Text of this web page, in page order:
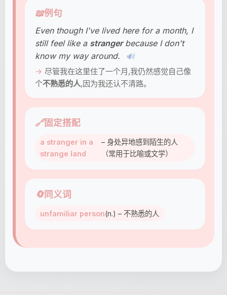
📖例句
Even though I've lived here for a month, I
still feel like a strangerbecause I don't
know my way around.
🔊
尽管我在这里住了一个月,我仍然感觉自己像
个不熟悉的人,因为我还认不清路。
🔗固定搭配
a stranger in a
strange land
– 身处异地感到陌生的人
（常用于比喻或文学）
🔄同义词
unfamiliar person(n.) – 不熟悉的人